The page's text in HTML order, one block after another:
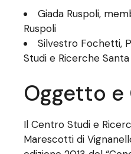
Giada Ruspoli,
Ruspoli
Silvestro Fochetti,
Studi e Ricerche
Oggetto
Il Centro Studi e
Marescotti di